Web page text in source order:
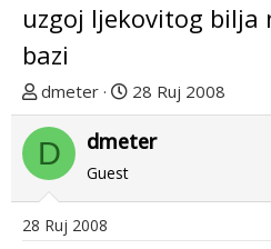
uzgoj ljekovitog bilja
bazi
T
e
m
u
p
k
dmeter
D
a
t
r
28 Ruj 2008
D dmeter
Guest
28 Ruj 2008